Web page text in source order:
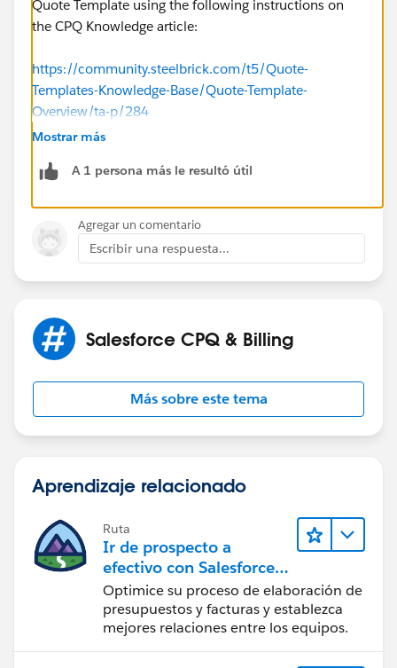
Quote Template using the following instructions on
the CPQ Knowledge article:
https://community.steelbrick.com/t5/Quote-
Templates-Knowledge-Base/Quote-Template-
Overview/ta-p/284
object
g-Contract-Documents/m-
p/430/highlight/true#.M382).
My recommendation would be to generate a workflow
would be to set the SBQQ__QuoteTemplateId__c field
on the Quote. When the Opportunity is not contracted
contracted, null this value out to allow the Salesperson
to select between your available quotes (ie Quote and
Mostrar más
A 1 persona más le resultó útil
Agregar un comentario
Escribir una respuesta...
Salesforce CPQ & Billing
Más sobre este tema
Aprendizaje relacionado
Ruta
Ir de prospecto a
efectivo con Salesforce
CPQ y Salesforce Billing
Optimice su proceso de elaboración de
presupuestos y facturas y establezca
mejores relaciones entre los equipos.